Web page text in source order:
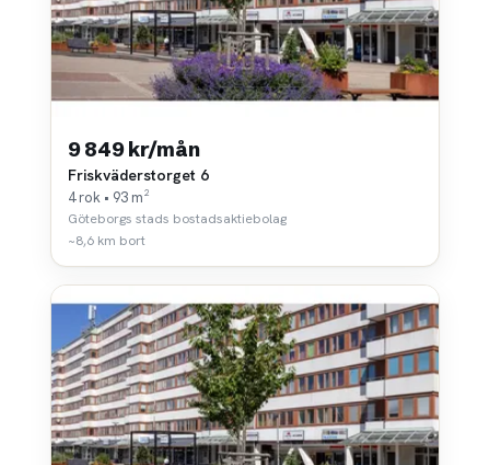
9 849 kr/mån
Friskväderstorget 6
4 rok • 93 m²
Göteborgs stads bostadsaktiebolag
~8,6 km bort